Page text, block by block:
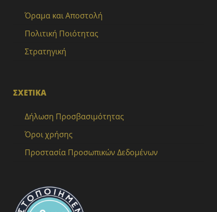
Όραμα και Αποστολή
Πολιτική Ποιότητας
Στρατηγική
ΣΧΕΤΙΚΑ
Δήλωση Προσβασιμότητας
Όροι χρήσης
Προστασία Προσωπικών Δεδομένων